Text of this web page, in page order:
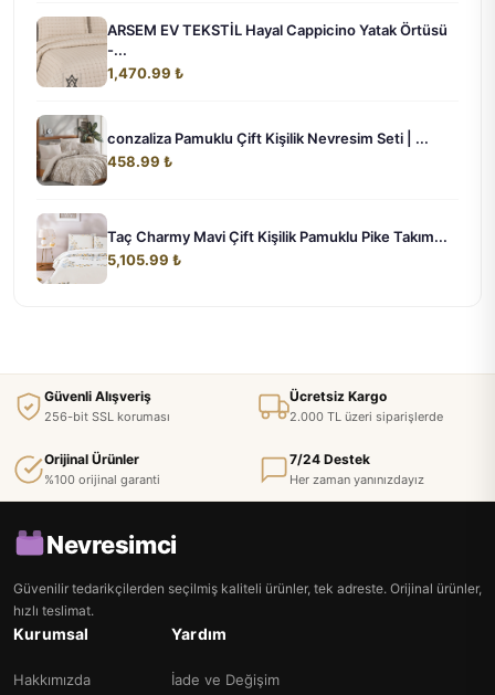
ARSEM EV TEKSTİL Hayal Cappicino Yatak Örtüsü
-...
1,470.99 ₺
conzaliza Pamuklu Çift Kişilik Nevresim Seti | ...
458.99 ₺
Taç Charmy Mavi Çift Kişilik Pamuklu Pike Takım...
5,105.99 ₺
Güvenli Alışveriş
256-bit SSL koruması
Ücretsiz Kargo
2.000 TL üzeri siparişlerde
Orijinal Ürünler
%100 orijinal garanti
7/24 Destek
Her zaman yanınızdayız
Nevresimci
Güvenilir tedarikçilerden seçilmiş kaliteli ürünler, tek adreste. Orijinal ürünler,
hızlı teslimat.
Kurumsal
Hakkımızda
Yardım
İade ve Değişim